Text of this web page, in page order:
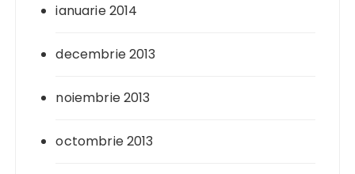
ianuarie 2014
decembrie 2013
noiembrie 2013
octombrie 2013